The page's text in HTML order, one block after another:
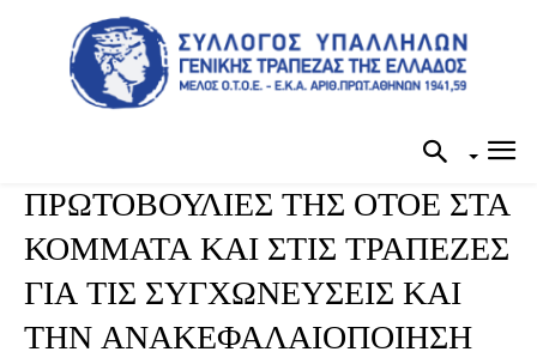
ΠΡΩΤΟΒΟΥΛΙΕΣ ΤΗΣ ΟΤΟΕ ΣΤΑ
ΚΟΜΜΑΤΑ ΚΑΙ ΣΤΙΣ ΤΡΑΠΕΖΕΣ
ΓΙΑ ΤΙΣ ΣΥΓΧΩΝΕΥΣΕΙΣ ΚΑΙ
ΤΗΝ ΑΝΑΚΕΦΑΛΑΙΟΠΟΙΗΣΗ